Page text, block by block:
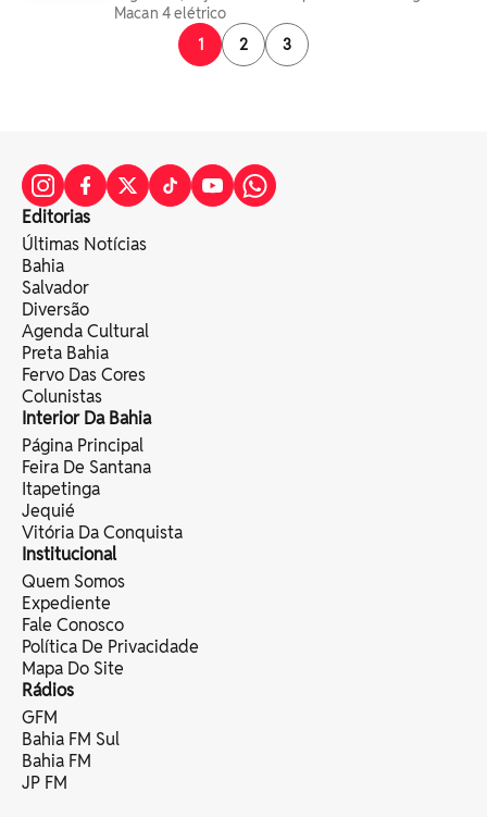
Macan 4 elétrico
1
2 3
Editorias
Últimas Notícias
Bahia
Salvador
Diversão
Agenda Cultural
Preta Bahia
Fervo Das Cores
Colunistas
Interior Da Bahia
Página Principal
Feira De Santana
Itapetinga
Jequié
Vitória Da Conquista
Institucional
Quem Somos
Expediente
Fale Conosco
Política De Privacidade
Mapa Do Site
Rádios
GFM
Bahia FM Sul
Bahia FM
JP FM